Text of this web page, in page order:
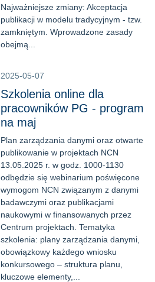
Najważniejsze zmiany: Akceptacja
publikacji w modelu tradycyjnym - tzw.
zamkniętym. Wprowadzone zasady
obejmą...
2025-05-07
Szkolenia online dla
pracowników PG - program
na maj
Plan zarządzania danymi oraz otwarte
publikowanie w projektach NCN
13.05.2025 r. w godz. 1000-1130
odbędzie się webinarium poświęcone
wymogom NCN związanym z danymi
badawczymi oraz publikacjami
naukowymi w finansowanych przez
Centrum projektach. Tematyka
szkolenia: plany zarządzania danymi,
obowiązkowy każdego wniosku
konkursowego – struktura planu,
kluczowe elementy,...